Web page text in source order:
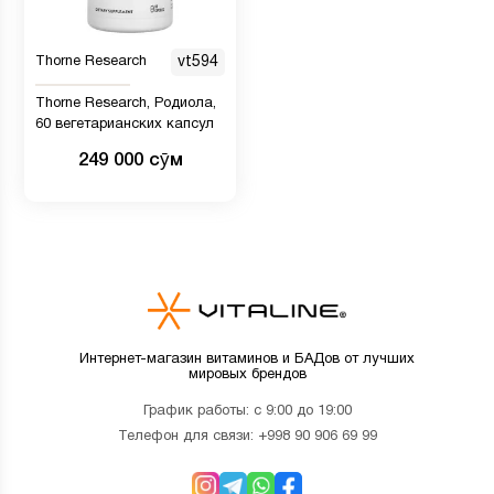
Thorne Research vt594
Thorne Research, Родиола,
60 вегетарианских капсул
249 000 сӯм
Интернет-магазин витаминов и БАДов от лучших
мировых брендов
График работы: с 9:00 до 19:00
Телефон для связи: +998 90 906 69 99